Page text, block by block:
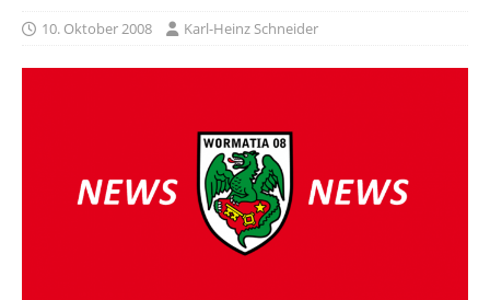
10. Oktober 2008 Karl-Heinz Schneider